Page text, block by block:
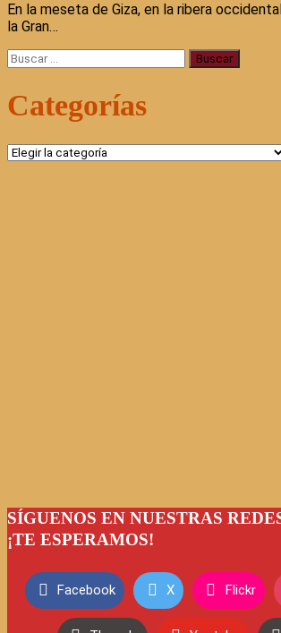
En la meseta de Giza, en la ribera
la Gran…
Buscar:
Categorías
Categorías
SÍGUENOS EN NUESTRAS
¡TE ESPERAMOS!
Facebook X Flickr